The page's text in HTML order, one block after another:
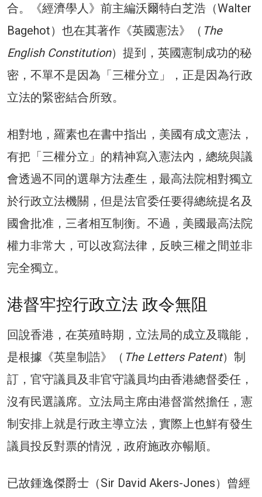
合。《經濟學人》前主編沃爾特白芝浩（Walter
Bagehot）也在其著作《英國憲法》（ The
English Constitution）提到，英國憲制成功的秘
密，不單不是因為「三權分立」，正是因為行政
立法的緊密結合所致。
相對地，羅素也在書中指出，美國有成文憲法，
有把「三權分立」的精神寫入憲法內，總統與議
會透過不同的選舉方法產生，最高法院相對獨立
於行政立法機關，但是法官委任要得總統提名及
國會批准，三者相互制衡。不過，美國最高法院
權力非常大，可以改寫法律，反映三權之間並非
完全獨立。
港督牢控行政立法 政令無阻
回說香港，在英殖時期，立法局的成立及職能，
是根據《英皇制誥》（ The Letters Patent）制
訂，官守議員及非官守議員均由香港總督委任，
沒有民選議席。立法局主席由港督當然擔任，憲
制安排上就是行政主導立法，實際上也鮮有發生
議員投反對票的情況，政府施政亦暢順。
已故鍾逸傑爵士（Sir David Akers-Jones）曾經